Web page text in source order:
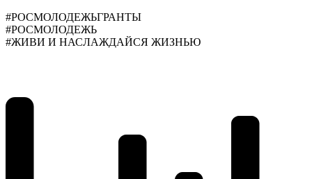
#РОСМОЛОДЕЖЬГРАНТЫ
#РОСМОЛОДЕЖЬ
#ЖИВИ И НАСЛАЖДАЙСЯ ЖИЗНЬЮ